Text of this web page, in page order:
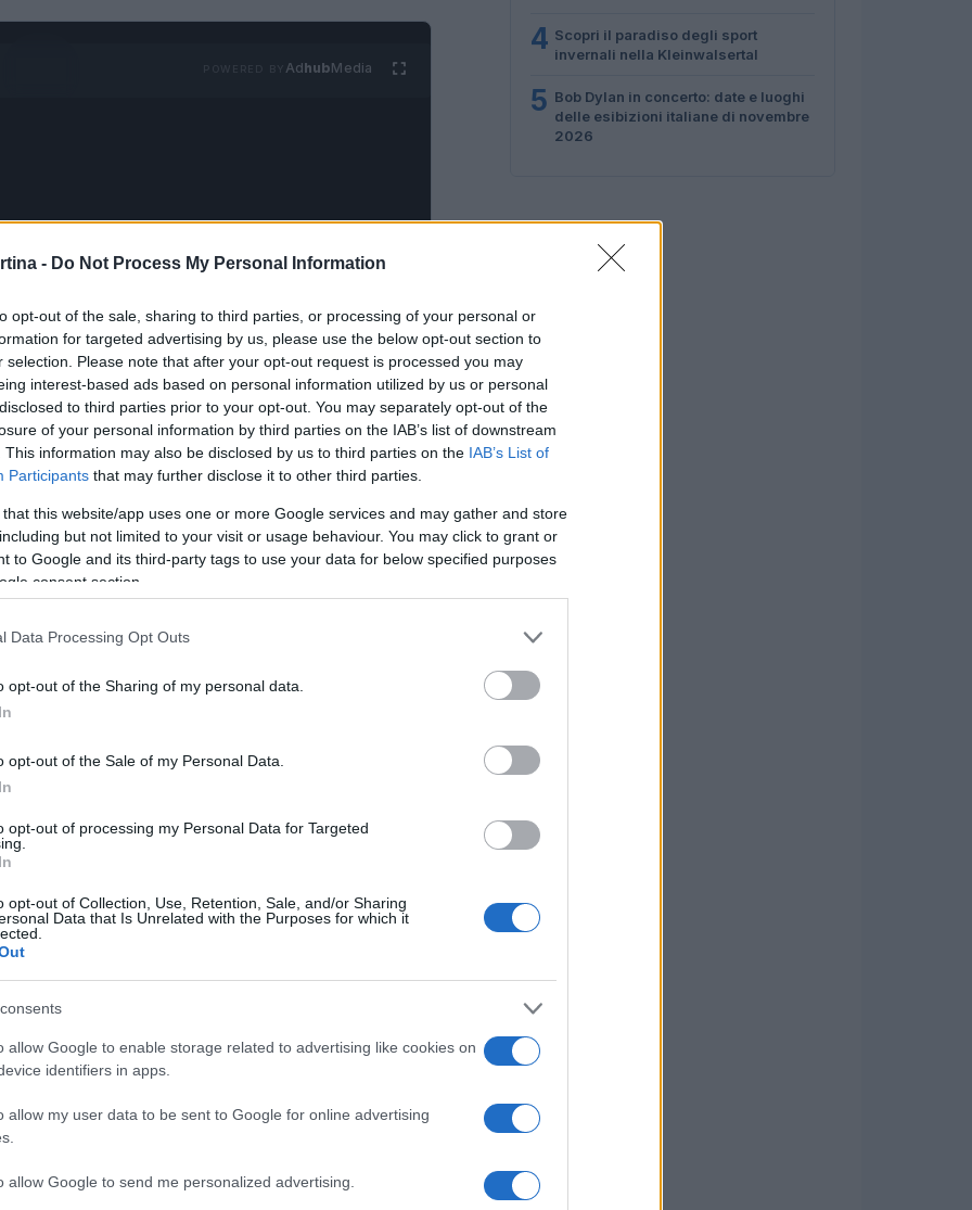
- Do Not Process My Personal Information
opt-out of the sale, sharing to third parties, or processing of your personal or
for targeted advertising by us, please use the below opt-out section to
selection. Please note that after your opt-out request is processed you may
interest-based ads based on personal information utilized by us or personal
to third parties prior to your opt-out. You may separately opt-out of the
of your personal information by third parties on the IAB’s list of downstream
This information may also be disclosed by us to third parties on the IAB’s List of
Participants that may further disclose it to other third parties.
that this website/app uses one or more Google services and may gather and store
but not limited to your visit or usage behaviour. You may click to grant or
to Google and its third-party tags to use your data for below specified purposes
consent section.
Data Processing Opt Outs
opt-out of the Sharing of my personal data.
opt-out of the Sale of my Personal Data.
opt-out of processing my Personal Data for Targeted
opt-out of Collection, Use, Retention, Sale, and/or Sharing
Data that Is Unrelated with the Purposes for which it
allow Google to enable storage related to advertising like cookies on
identifiers in apps.
allow my user data to be sent to Google for online advertising
allow Google to send me personalized advertising.
AdhubMedia
al centro di un acceso dibattito giuridico, in
e agli effetti normativi delle recenti
legislativo che ha portato a una
eventi olimpicie paralimpici.
rilevanti
la legge 8 agosto 2026, n. 119, che ha
n. 96. Questo decreto era inizialmente
per lo sport
invernali. Tuttavia, la questione
antecedente, il decreto-legge 11 giugno
come un ente di diritto privato.
immediato, in particolare per quanto
Tale inchiesta si concentrava su presunti
4 Scopri il paradiso degli sport
invernali nella Kleinwalsertal
5 Bob Dylan in concerto: date e luoghi
delle esibizioni italiane di novembre
2026